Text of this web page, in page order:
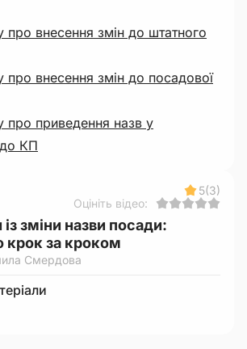
про внесення змін до штатного
про внесення змін до посадової
про приведення назв у
до КП
5(3)
Оцініть відео:
зміни назви посади:
крок за кроком
Смердова